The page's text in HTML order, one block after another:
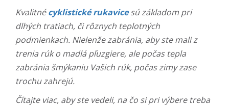
Kvalitnécyklistické rukavice sú základom pri
dlhých tratiach, či rôznych teplotných
podmienkach. Nielenže zabránia, aby ste mali z
trenia rúk o madlá pľuzgiere, ale počas tepla
zabránia šmýkaniu Vašich rúk, počas zimy zase
trochu zahrejú.
Čítajte viac, aby ste vedeli, na čo si pri výbere treba